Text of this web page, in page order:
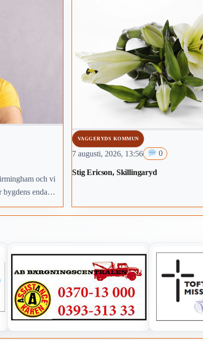
och vi
bygdens enda
VAGGERYDS KOMMUN
7 augusti, 2026, 13:56 0
Stig Ericson, Skillingaryd